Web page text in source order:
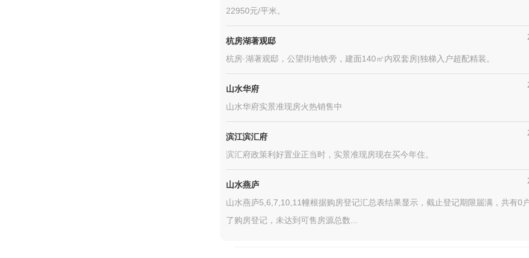
22950元/平米。
杭房湖著观邸
杭房·湖著观邸，公望街地铁旁，建面140㎡内双套房|独梯入户超配精装。
山水华府
山水华府实景准现房火热销售中
滨江滨汇府
滨汇府政策利好置业正当时，实景准现房现在买今年住。
山水燕庐
山水燕庐5,6,7,10,11幢根据购房登记汇总表结果显示，截止登记期限届满，共有0
了购房登记，未达到可售房源总数...